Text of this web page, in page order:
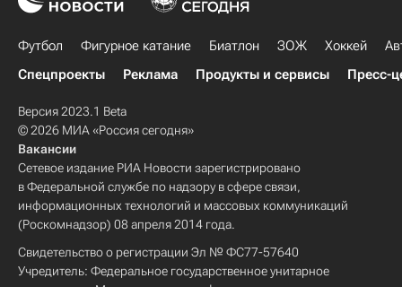
Футбол Фигурное катание Биатлон ЗОЖ Хоккей
Спецпроекты
Реклама Продукты и сервисы Пресс-
Версия 2023.1 Beta
© 2026 МИА «Россия сегодня»
Вакансии
Сетевое издание РИА Новости зарегистрировано
в Федеральной службе по надзору в сфере связи,
информационных технологий и массовых коммуникаций
(Роскомнадзор) 08 апреля 2014 года.
Свидетельство о регистрации Эл № ФС77-57640
Учредитель: Федеральное государственное унитарное